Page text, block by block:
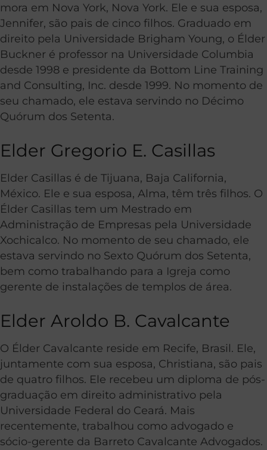
mora em Nova York, Nova York. Ele e sua esposa,
Jennifer, são pais de cinco filhos. Graduado em
direito pela Universidade Brigham Young, o Élder
Buckner é professor na Universidade Columbia
desde 1998 e presidente da Bottom Line Training
and Consulting, Inc. desde 1999. No momento de
seu chamado, ele estava servindo no Décimo
Quórum dos Setenta.
Elder Gregorio E. Casillas
Elder Casillas é de Tijuana, Baja California,
México. Ele e sua esposa, Alma, têm três filhos. O
Élder Casillas tem um Mestrado em
Administração de Empresas pela Universidade
Xochicalco. No momento de seu chamado, ele
estava servindo no Sexto Quórum dos Setenta,
bem como trabalhando para a Igreja como
gerente de instalações de templos de área.
Elder Aroldo B. Cavalcante
O Élder Cavalcante reside em Recife, Brasil. Ele,
juntamente com sua esposa, Christiana, são pais
de quatro filhos. Ele recebeu um diploma de pós-
graduação em direito administrativo pela
Universidade Federal do Ceará. Mais
recentemente, trabalhou como advogado e
sócio-gerente da Barreto Cavalcante Advogados.